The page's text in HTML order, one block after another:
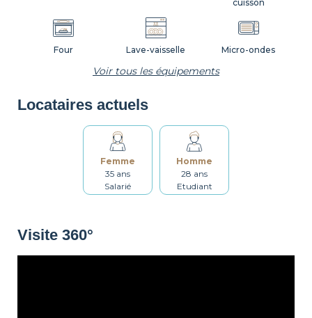
Micro-ondes
Four
cuisson
Machine à café Grille-pain
Salle de bain
Lave-vaisselle
Voir tous les équipements
Locataires actuels
Femme
35 ans
Salarié
Homme
28 ans
Etudiant
Visite 360°